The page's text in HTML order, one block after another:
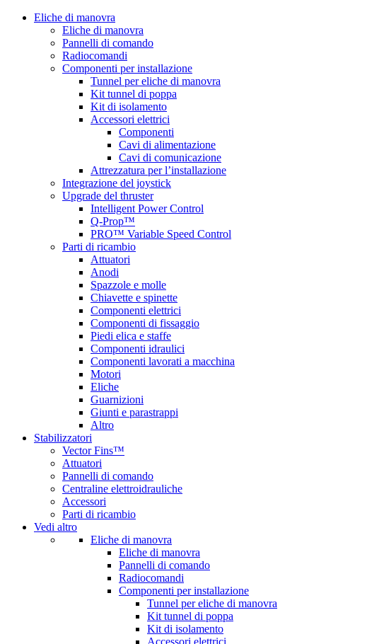
Eliche di manovra
Eliche di manovra
Pannelli di comando
Radiocomandi
Componenti per installazione
Tunnel per eliche di manovra
Kit tunnel di poppa
Kit di isolamento
Accessori elettrici
Componenti
Cavi di alimentazione
Cavi di comunicazione
Attrezzatura per l’installazione
Integrazione del joystick
Upgrade del thruster
Intelligent Power Control
Q-Prop™
PRO™ Variable Speed Control
Parti di ricambio
Attuatori
Anodi
Spazzole e molle
Chiavette e spinette
Componenti elettrici
Componenti di fissaggio
Piedi elica e staffe
Componenti idraulici
Componenti lavorati a macchina
Motori
Eliche
Guarnizioni
Giunti e parastrappi
Altro
Stabilizzatori
Vector Fins™
Attuatori
Pannelli di comando
Centraline elettroidrauliche
Accessori
Parti di ricambio
Vedi altro
Eliche di manovra
Eliche di manovra
Pannelli di comando
Radiocomandi
Componenti per installazione
Tunnel per eliche di manovra
Kit tunnel di poppa
Kit di isolamento
Accessori elettrici